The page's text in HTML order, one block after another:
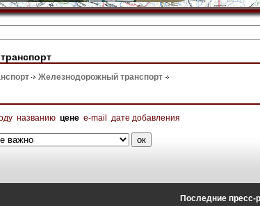
Железнодорожный транспорт
названию цене e-mail дате добавления
Последние пресс-